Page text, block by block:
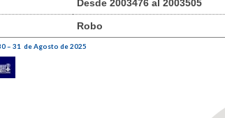
Desde 2003476 al 2003505
Robo
– 31 de Agosto de 2025